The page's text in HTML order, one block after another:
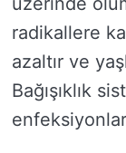
radikallere
azaltır ve
Bağışıklık